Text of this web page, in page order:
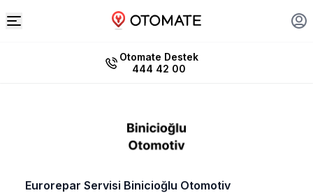
Otomate Destek
444 42 00
Eurorepar Servisi Binicioğlu Otomotiv